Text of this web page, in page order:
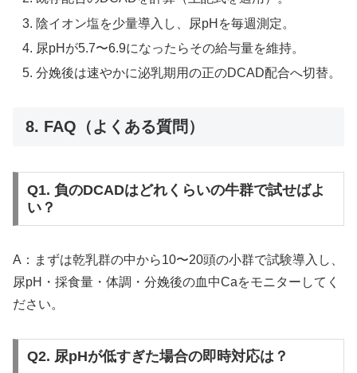
陰イオン塩を少量導入し、尿pHを毎週測定。
尿pHが5.7〜6.9になったらその給与量を維持。
分娩後は速やかに泌乳期用の正のDCAD配合へ切替。
8. FAQ（よくある質問）
Q1. 負のDCADはどれくらいの牛群で試せばよ
い？
A：まずは乾乳群の中から10〜20頭の小群で試験導入し、
尿pH・採食量・体調・分娩後の血中Caをモニターしてく
ださい。
Q2. 尿pHが低すぎた場合の即時対応は？